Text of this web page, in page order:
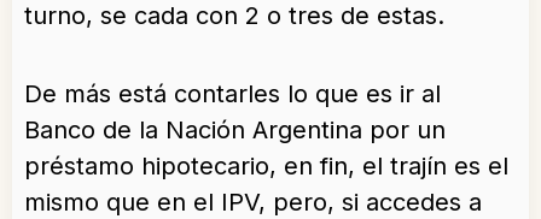
turno, se cada con 2 o tres de estas.
De más está contarles lo que es ir al
Banco de la Nación Argentina por un
préstamo hipotecario, en fin, el trajín es el
mismo que en el IPV, pero, si accedes a